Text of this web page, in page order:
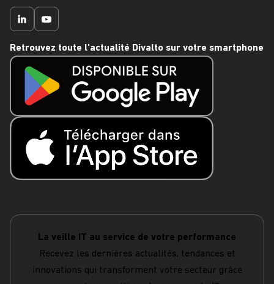
Retrouvez toute l'actualité Divalto sur votre smartphone
La veille IT au service de votre performance
Recevez les dernières actualités, tendances et
innovations qui transforment votre secteur grâce